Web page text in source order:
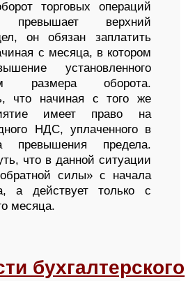
торговых операций
верхний
он обязан заплатить
с месяца, в котором
установленного
размера оборота.
что начиная с того же
имеет право на
НДС, уплаченного в
превышения предела.
что в данной ситуации
силы» с начала
а действует только с
месяца.
бухгалтерского